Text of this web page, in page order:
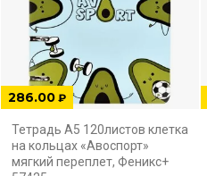
286.00 ₽
Тетрадь А5 120листов клетка
на кольцах «Авоспорт»
мягкий переплет, Феникс+